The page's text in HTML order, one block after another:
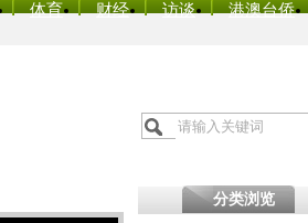
体育 财经 访谈 港澳台侨
分类浏览